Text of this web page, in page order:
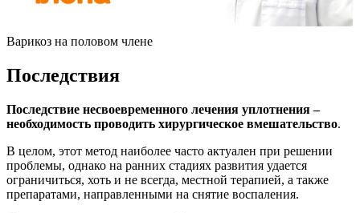
Варикоз на половом члене
Последствия
Последствие несвоевременного лечения уплотнения –
необходимость проводить хирургическое вмешательство.
В целом, этот метод наиболее часто актуален при решении
проблемы, однако на ранних стадиях развития удается
ограничиться, хоть и не всегда, местной терапией, а также
препаратами, направленными на снятие воспаления.